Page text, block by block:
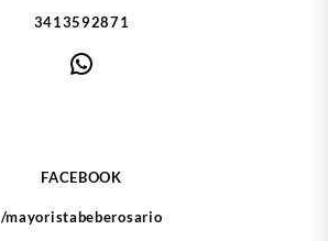
3413592871
WhatsApp
FACEBOOK
/mayoristabeberosario